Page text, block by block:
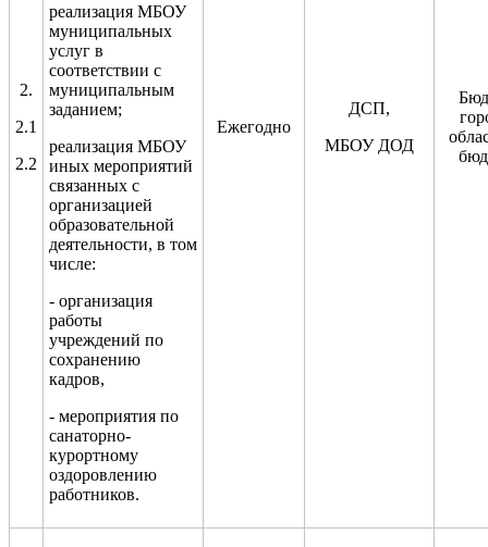
2.
2.1
2.2
реализация МБОУ
муниципальных
услуг в
соответствии с
муниципальным
заданием;
реализация МБОУ
иных мероприятий
связанных с
организацией
образовательной
деятельности, в том
числе:
- организация
работы
учреждений по
сохранению
кадров,
- мероприятия по
санаторно-
курортному
оздоровлению
работников.
Ежегодно
ДСП,
МБОУ ДОД